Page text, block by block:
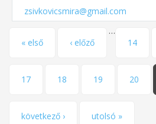
zsivkovicsmira@gmail.com
Oldalak
« első ‹ előző
…
14
17 18 19 20
következő › utolsó »